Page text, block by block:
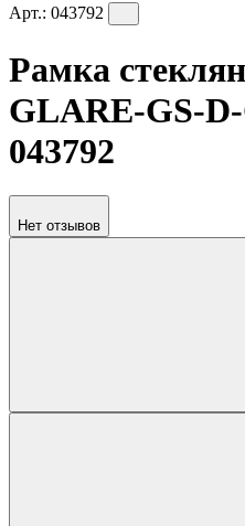
Арт.: 043792
Рамка
GLARE-GS-
043792
Нет отзывов